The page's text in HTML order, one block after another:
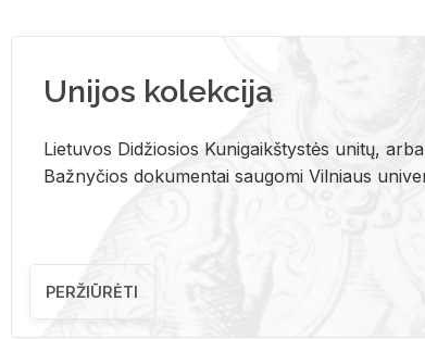
Unijos kolekcija
Lietuvos Didžiosios Kunigaikštystės unitų,
Bažnyčios dokumentai saugomi Vilniaus
PERŽIŪRĖTI